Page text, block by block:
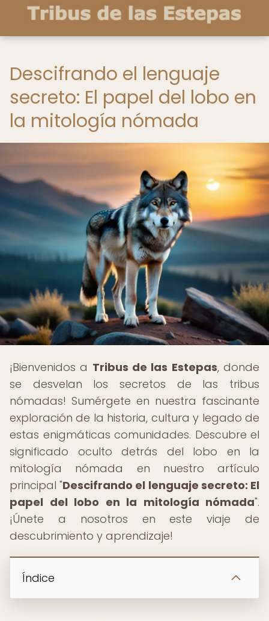
Descifrando el lenguaje
secreto: El papel del lobo en
la mitología nómada
¡Bienvenidos a Tribus de las Estepas, donde
se desvelan los secretos de las tribus
nómadas! Sumérgete en nuestra fascinante
exploración de la historia, cultura y legado de
estas enigmáticas comunidades. Descubre el
significado oculto detrás del lobo en la
mitología nómada en nuestro artículo
principal "Descifrando el lenguaje secreto: El
papel del lobo en la mitología nómada".
¡Únete a nosotros en este viaje de
descubrimiento y aprendizaje!
Índice